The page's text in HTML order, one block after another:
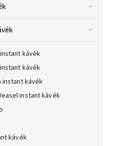
kávék
kávék
instant kávék
instant kávék
kávék